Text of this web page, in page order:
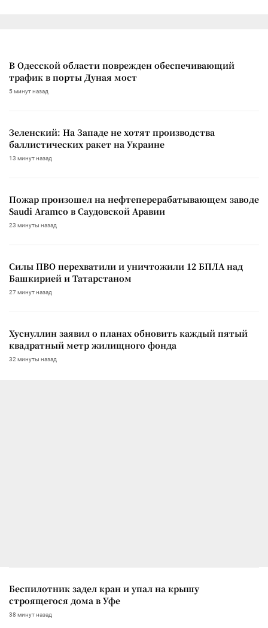
В Одесской области поврежден обеспечивающий
трафик в порты Дуная мост
5 минут назад
Зеленский: На Западе не хотят производства
баллистических ракет на Украине
13 минут назад
Пожар произошел на нефтеперерабатывающем заводе
Saudi Aramco в Саудовской Аравии
23 минуты назад
Силы ПВО перехватили и уничтожили 12 БПЛА над
Башкирией и Татарстаном
27 минут назад
Хуснуллин заявил о планах обновить каждый пятый
квадратный метр жилищного фонда
32 минуты назад
Беспилотник задел кран и упал на крышу
строящегося дома в Уфе
38 минут назад